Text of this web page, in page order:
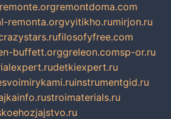
remontdoma.com
remonta.orgvyitikho.rumirjon.ru
filosofyfree.com
buffett.orggreleon.comsp-or.ru
detkiexpert.ru
instrumentgid.ru
stroimaterials.ru